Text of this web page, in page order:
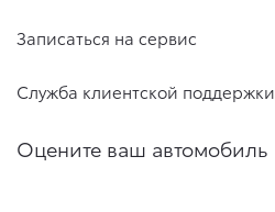
Записаться на сервис
Служба клиентской поддержки
Оцените ваш автомобиль